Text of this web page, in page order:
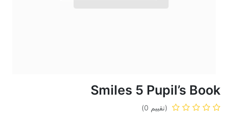
Smiles 5 Pupil’s Book
(تقييم 0)